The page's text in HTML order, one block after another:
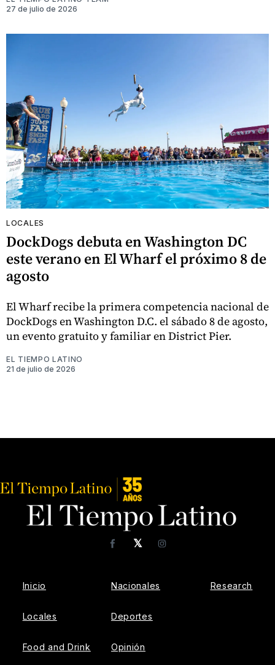
27 de julio de 2026
LOCALES
DockDogs debuta en Washington DC
este verano en El Wharf el próximo 8 de
agosto
El Wharf recibe la primera competencia nacional de
DockDogs en Washington D.C. el sábado 8 de agosto,
un evento gratuito y familiar en District Pier.
EL TIEMPO LATINO
21 de julio de 2026
𝕏
FacebookInstagram
Inicio
Locales
Food and Drink
Nacionales
Deportes
Opinión
Research